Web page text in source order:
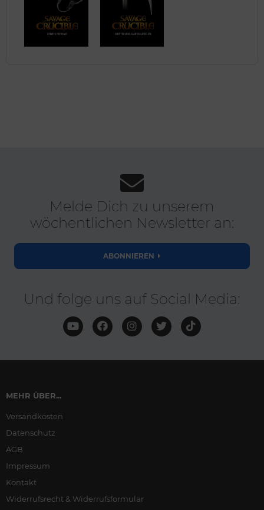
Melde Dich zu unserem
wöchentlichen Newsletter an:
ABONNIEREN
Und folge uns auf Social Media:
MEHR ÜBER...
Versandkosten
Datenschutz
AGB
Impressum
Kontakt
Widerrufsrecht & Widerrufsformular